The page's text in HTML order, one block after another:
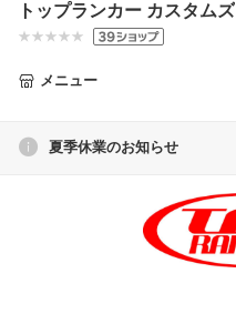
トップランカー カスタムズ
メニュー
夏季休業のお知らせ